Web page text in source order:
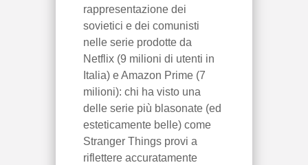
rappresentazione dei
sovietici e dei comunisti
nelle serie prodotte da
Netflix (9 milioni di utenti in
Italia) e Amazon Prime (7
milioni): chi ha visto una
delle serie più blasonate (ed
esteticamente belle) come
Stranger Things provi a
riflettere accuratamente